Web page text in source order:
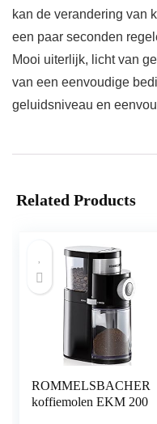
kan de verandering van
een paar seconden
Mooi uiterlijk, licht van
van een eenvoudige
geluidsniveau en
Related Products
ROMMELSBACHER
koffiemolen EKM 200